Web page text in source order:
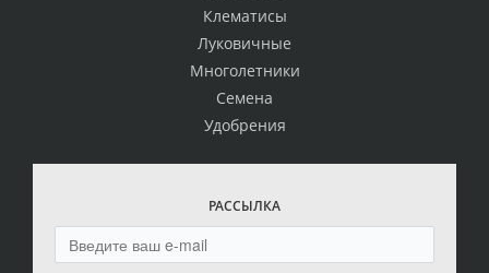
Клематисы
Луковичные
Многолетники
Семена
Удобрения
РАССЫЛКА